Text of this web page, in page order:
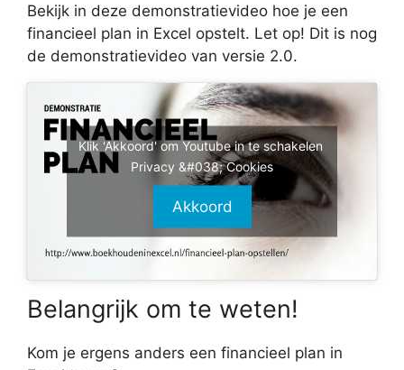
Bekijk in deze demonstratievideo hoe je een
financieel plan in Excel opstelt. Let op! Dit is nog
de demonstratievideo van versie 2.0.
Klik 'Akkoord' om Youtube in te schakelen
Privacy &#038; Cookies
Akkoord
Belangrijk om te weten!
Kom je ergens anders een financieel plan in